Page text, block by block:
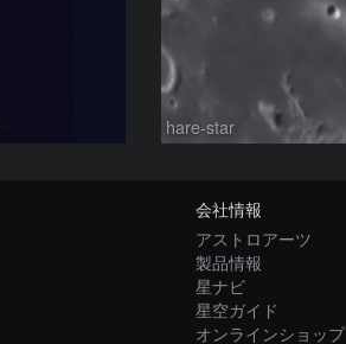
hare-star
会社情報
アストロアーツ
製品情報
星ナビ
星空ガイド
オンラインショップ